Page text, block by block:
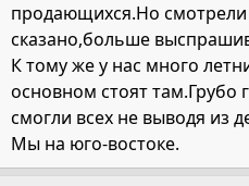
продающихся.Но смотрели
сказано,больше
К тому же у нас много
основном стоят там.Грубо
смогли всех не выводя из
Мы на юго-востоке.